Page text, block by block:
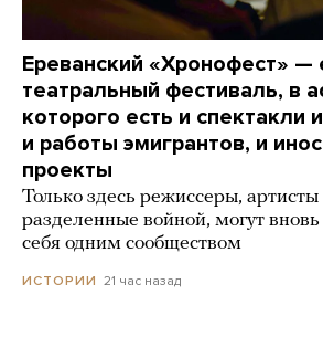
Ереванский «Хронофест» —
театральный фестиваль, в
которого есть и спектакли
и работы эмигрантов, и
проекты
Только здесь режиссеры, артисты
разделенные войной, могут вновь
себя одним сообществом
ИСТОРИИ 21 час назад